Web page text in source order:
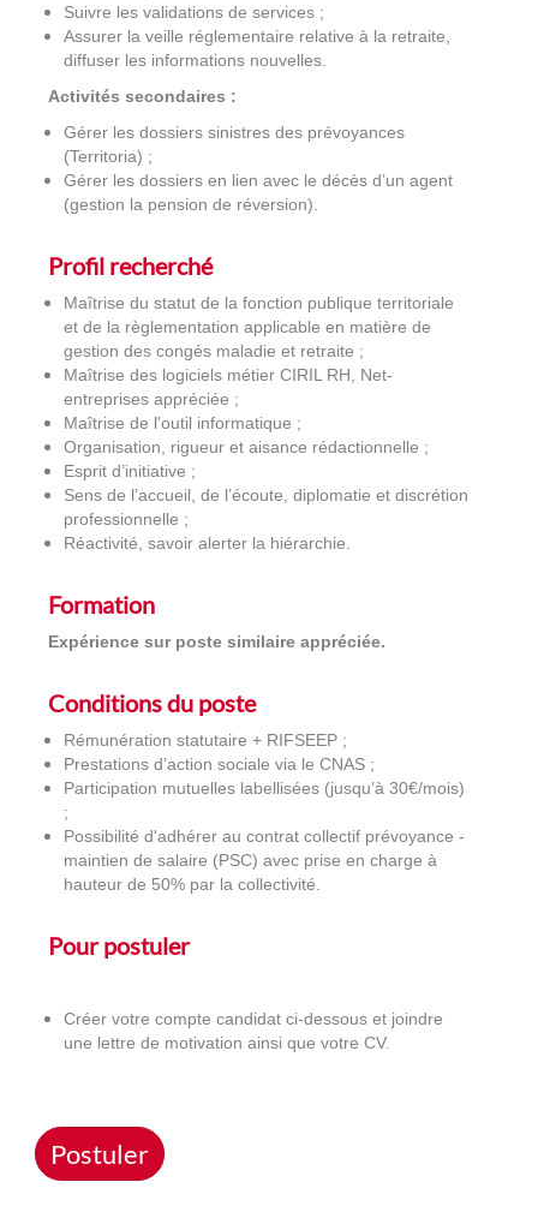
Suivre les validations de services ;
Assurer la veille réglementaire relative à la retraite,
diffuser les informations nouvelles.
Activités secondaires :
Gérer les dossiers sinistres des prévoyances
(Territoria) ;
Gérer les dossiers en lien avec le décès d’un agent
(gestion la pension de réversion).
Profil recherché
Maîtrise du statut de la fonction publique territoriale
et de la règlementation applicable en matière de
gestion des congés maladie et retraite ;
Maîtrise des logiciels métier CIRIL RH, Net-
entreprises appréciée ;
Maîtrise de l'outil informatique ;
Organisation, rigueur et aisance rédactionnelle ;
Esprit d’initiative ;
Sens de l’accueil, de l’écoute, diplomatie et discrétion
professionnelle ;
Réactivité, savoir alerter la hiérarchie.
Formation
Expérience sur poste similaire appréciée.
Conditions du poste
Rémunération statutaire + RIFSEEP ;
Prestations d’action sociale via le CNAS ;
Participation mutuelles labellisées (jusqu’à 30€/mois)
;
Possibilité d'adhérer au contrat collectif prévoyance -
maintien de salaire (PSC) avec prise en charge à
hauteur de 50% par la collectivité.
Pour postuler
Créer votre compte candidat ci-dessous et joindre
une lettre de motivation ainsi que votre CV.
Postuler